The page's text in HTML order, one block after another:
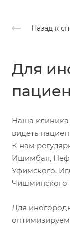
Назад к
Для
Наша
видеть
К нам
Ишимбая,
Уфимского,
Чишминского
Для